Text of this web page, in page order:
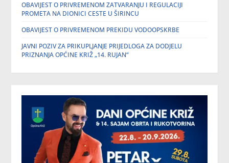
OBAVIJEST O PRIVREMENOM ZATVARANJU I REGULACIJI
PROMETA NA DIONICI CESTE U ŠIRINCU
OBAVIJEST O PRIVREMENOM PREKIDU VODOOPSKRBE
JAVNI POZIV ZA PRIKUPLJANJE PRIJEDLOGA ZA DODJELU
PRIZNANJA OPĆINE KRIŽ „14. RUJAN“